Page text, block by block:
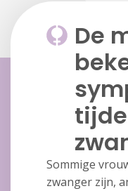
De
Sommige
zwanger zijn,